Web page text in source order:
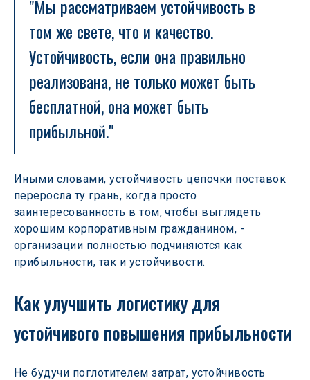
"Мы рассматриваем устойчивость в
том же свете, что и качество.
Устойчивость, если она правильно
реализована, не только может быть
бесплатной, она может быть
прибыльной."
Иными словами, устойчивость цепочки поставок
переросла ту грань, когда просто
заинтересованность в том, чтобы выглядеть
хорошим корпоративным гражданином, -
организации полностью подчиняются как
прибыльности, так и устойчивости.
Как улучшить логистику для
устойчивого повышения прибыльности
Не будучи поглотителем затрат, устойчивость